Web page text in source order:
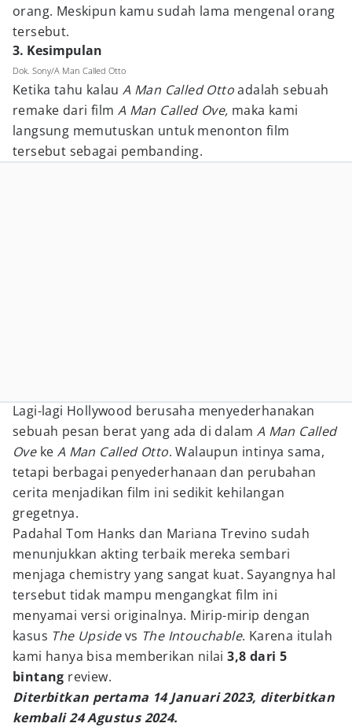
orang. Meskipun kamu sudah lama mengenal orang
tersebut.
3. Kesimpulan
Dok. Sony/A Man Called Otto
Ketika tahu kalauA Man Called Ottoadalah sebuah
remake dari film A Man Called Ove, maka kami
langsung memutuskan untuk menonton film
tersebut sebagai pembanding.
Lagi-lagi Hollywood berusaha menyederhanakan
sebuah pesan berat yang ada di dalam A Man Called
Oveke A Man Called Otto. Walaupun intinya sama,
tetapi berbagai penyederhanaan dan perubahan
cerita menjadikan film ini sedikit kehilangan
gregetnya.
Padahal Tom Hanks dan Mariana Trevino sudah
menunjukkan akting terbaik mereka sembari
menjaga chemistry yang sangat kuat. Sayangnya hal
tersebut tidak mampu mengangkat film ini
menyamai versi originalnya. Mirip-mirip dengan
kasus The Upsidevs The Intouchable. Karena itulah
kami hanya bisa memberikan nilai3,8 dari 5
bintang review.
Diterbitkan pertama 14 Januari 2023, diterbitkan
kembali 24 Agustus 2024.